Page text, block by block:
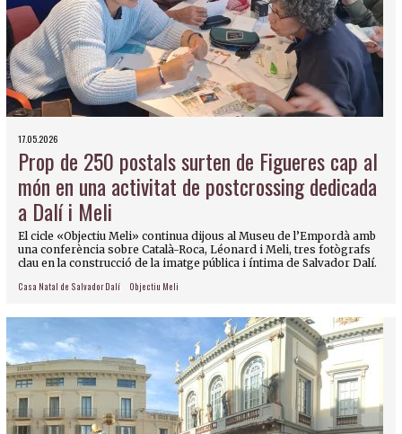
17.05.2026
Prop de 250 postals surten de Figueres cap al
món en una activitat de postcrossing dedicada
a Dalí i Meli
El cicle «Objectiu Meli» continua dijous al Museu de l’Empordà amb
una conferència sobre Català-Roca, Léonard i Meli, tres fotògrafs
clau en la construcció de la imatge pública i íntima de Salvador Dalí.
Casa Natal de Salvador Dalí Objectiu Meli